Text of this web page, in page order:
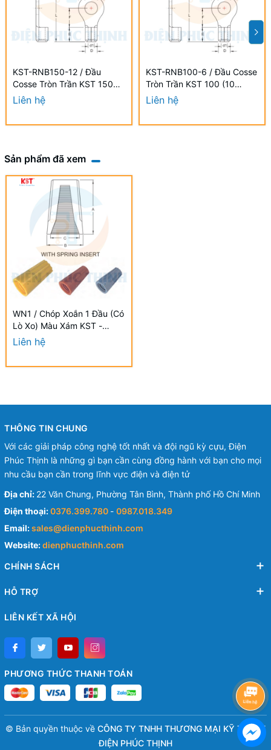
KST-RNB150-12 / Đầu
Cosse Tròn Trần KST 150
mm2 (2 Cái/Bịch) - NON-
INSULATED RING
Liên hệ
KST-RNB100-6 / Đầu Cosse
Tròn Trần KST 100 (10
Cái/Bịch) mm2 - NON-
INSULATED RING
Liên hệ
Sản phẩm đã xem
WN1 / Chóp Xoắn 1 Đầu (Có
Lò Xo) Màu Xám KST -
SCREW-ON WIRE CAP
CONNECTORS (WITH
Liên hệ
THÔNG TIN CHUNG
Với các giải pháp công nghệ tốt nhất và đội ngũ kỳ cựu, Điện
Phúc Thịnh là những gì bạn cần cùng đồng hành với bạn cho mọi
nhu cầu bạn cần trong lĩnh vực điện và điện tử
Địa chỉ: 22 Văn Chung, Phường Tân Bình, Thành phố Hồ Chí Minh
Điện thoại:0376.399.780 - 0987.018.349
Email:sales@dienphucthinh.com
Website:dienphucthinh.com
CHÍNH SÁCH
HỖ TRỢ
LIÊN KẾT XÃ HỘI
PHƯƠNG THỨC THANH TOÁN
© Bản quyền thuộc về CÔNG TY TNHH THƯƠNG MẠI KỸ THUẬT
ĐIỆN PHÚC THỊNH